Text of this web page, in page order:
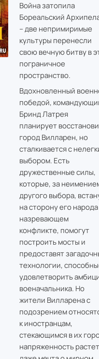
Война затопила
Бореальский
– две непримиримые
культуры перенесли
свою вечную битву в
пограничное
пространство.
Вдохновленный
победой,
Бринд Латрея
планирует
город Вилларен, но
сталкивается с
выбором. Есть
дружественные силы,
которые, за
другого выбора,
на сторону его народа
назревающем
конфликте, помогут
построить мосты и
предоставят
технологии,
удовлетворить
военачальника. Но
жители Вилларена с
подозрением
к иностранцам,
стекающимся в их
напряженность